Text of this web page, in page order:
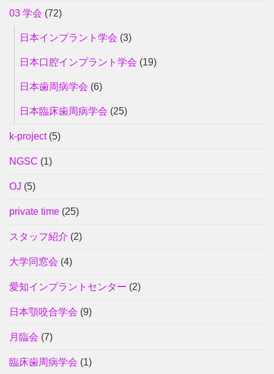
03 学会 (72)
日本インプラント学会 (3)
日本口腔インプラント学会 (19)
日本歯周病学会 (6)
日本臨床歯周病学会 (25)
k-project(5)
NGSC (1)
OJ (5)
private time (25)
スタッフ紹介 (2)
大学同窓会 (4)
愛知インプラントセンター (2)
日本顎咬合学会 (9)
月臨会 (7)
臨床歯周病学会 (1)